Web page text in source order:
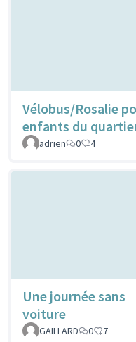
Vélobus/Rosalie
enfants du
adrien
0 4
Une journée sans
voiture
GAILLARD
0 7